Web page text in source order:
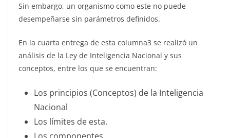
Sin embargo, un organismo como este no puede
desempeñarse sin parámetros definidos.
En la cuarta entrega de esta columna3 se realizó un
análisis de la Ley de Inteligencia Nacional y sus
conceptos, entre los que se encuentran:
Los principios (Conceptos) de la Inteligencia
Nacional
Los límites de esta.
Los componentes